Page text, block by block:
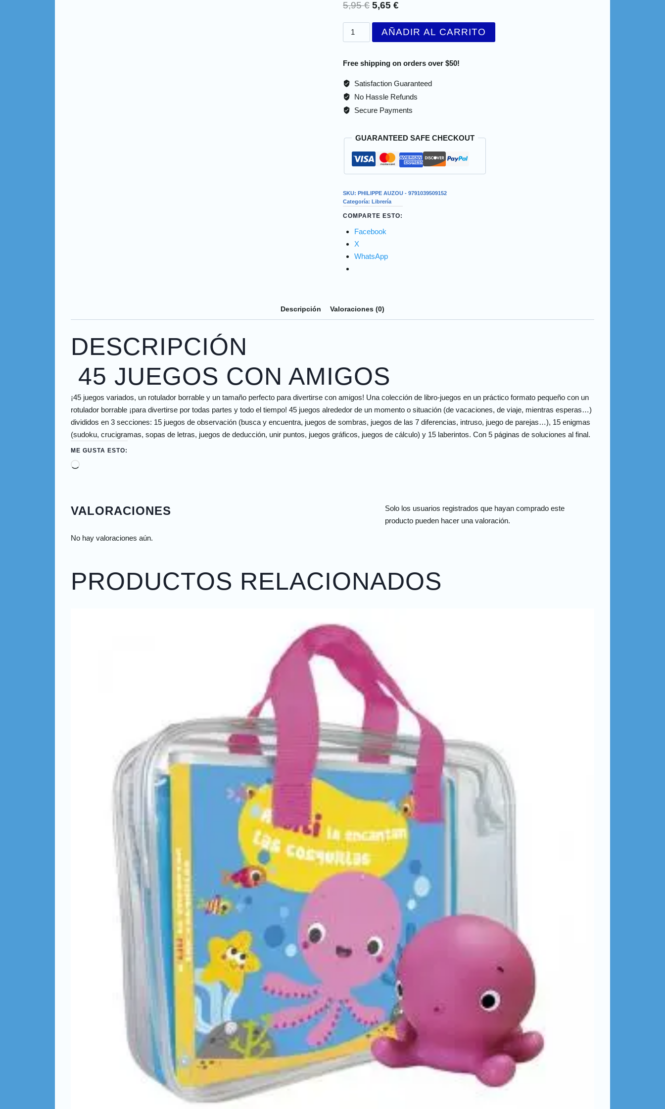
5,95€ 5,65€
AÑADIR AL CARRITO
Free shipping on orders over $50!
Satisfaction Guaranteed
No Hassle Refunds
Secure Payments
GUARANTEED SAFE CHECKOUT
SKU:PHILIPPE AUZOU - 9791039509152
Categoría:Librería
COMPARTE ESTO:
Facebook
X
WhatsApp
Descripción Valoraciones (0)
DESCRIPCIÓN
45 JUEGOS CON AMIGOS
¡45 juegos variados, un rotulador borrable y un tamaño perfecto para divertirse con amigos! Una colección de libro-juegos en un práctico formato pequeño con un
rotulador borrable ¡para divertirse por todas partes y todo el tiempo! 45 juegos alrededor de un momento o situación (de vacaciones, de viaje, mientras esperas…)
divididos en 3 secciones: 15 juegos de observación (busca y encuentra, juegos de sombras, juegos de las 7 diferencias, intruso, juego de parejas…), 15 enigmas
(sudoku, crucigramas, sopas de letras, juegos de deducción, unir puntos, juegos gráficos, juegos de cálculo) y 15 laberintos. Con 5 páginas de soluciones al final.
ME GUSTA ESTO:
VALORACIONES
No hay valoraciones aún.
Solo los usuarios registrados que hayan comprado este
producto pueden hacer una valoración.
PRODUCTOS RELACIONADOS